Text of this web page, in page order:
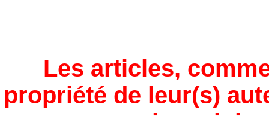
Les articles,
propriété de leur(s)